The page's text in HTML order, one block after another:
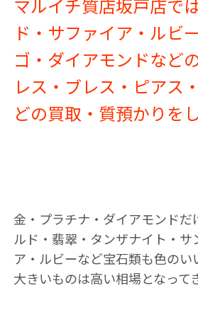
マルイチ質店坂戸店で
ド・サファイア・ルビ
ゴ・ダイアモンドなど
レス・ブレス・ピアス
どの買取・質預かりを
金・プラチナ・ダイアモンドだ
ルド・翡翠・タンザナイト・サ
ア・ルビーなど宝石類も色のい
大きいものは高い相場となって